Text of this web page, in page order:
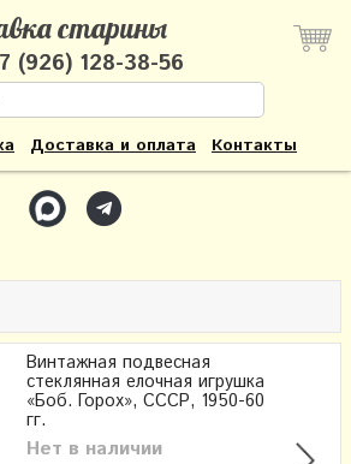
старины
(926) 128-38-56
Доставка и оплата Контакты
Винтажная подвесная
стеклянная елочная игрушка
«Боб. Горох», СССР, 1950-60
гг.
Нет в наличии